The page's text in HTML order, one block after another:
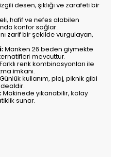
desen, şıklığı ve zarafeti bir
hafif ve nefes alabilen
konfor sağlar.
zarif bir şekilde vurgulayan,
Manken 26 beden giymekte
mevcuttur.
Farklı renk kombinasyonları ile
imkanı.
Günlük kullanım, plaj, piknik gibi
Makinede yıkanabilir, kolay
sunar.